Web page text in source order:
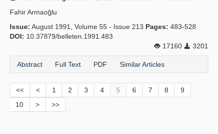
Fahir Armaoğlu
Issue: August 1991, Volume 55 - Issue 213 Pages: 483-528
DOI: 10.37879/belleten.1991.483
17160
3201
Abstract Full Text PDF Similar Articles
<< < 1 2 3 4 5 6 7 8
9
10
> >>